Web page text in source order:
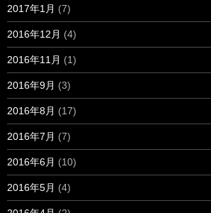
2017年1月 (7)
2016年12月 (4)
2016年11月 (1)
2016年9月 (3)
2016年8月 (17)
2016年7月 (7)
2016年6月 (10)
2016年5月 (4)